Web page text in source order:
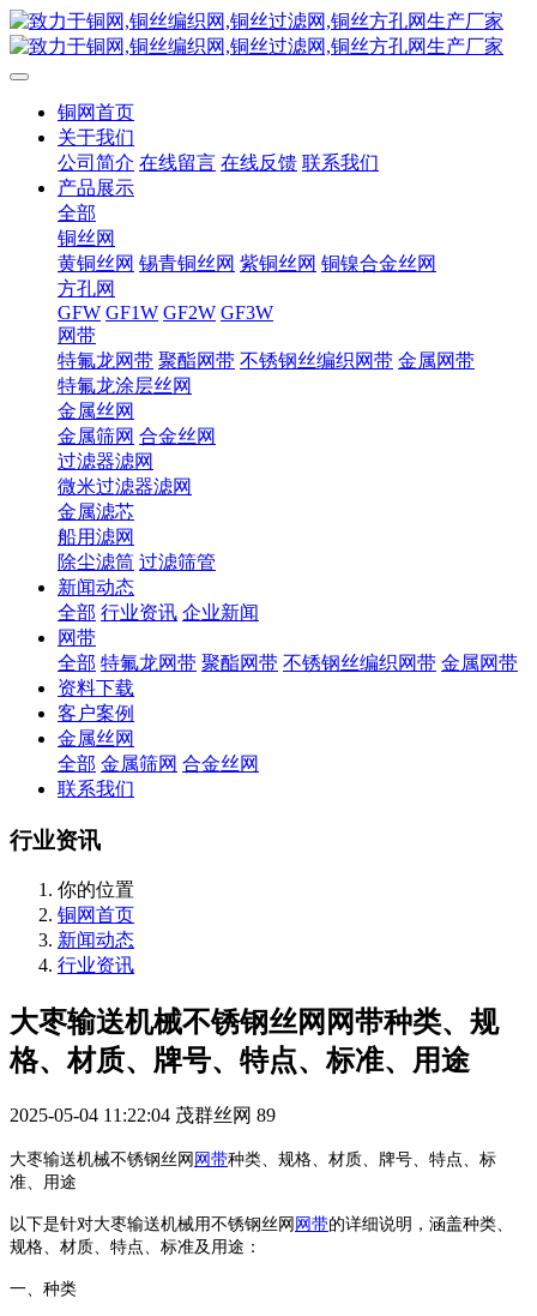
铜网首页
关于我们
公司简介 在线留言 在线反馈 联系我们
产品展示
全部
铜丝网
黄铜丝网 锡青铜丝网 紫铜丝网 铜镍合金丝网
方孔网
GFW GF1W GF2W GF3W
网带
特氟龙网带 聚酯网带 不锈钢丝编织网带 金属网带
特氟龙涂层丝网
金属丝网
金属筛网 合金丝网
过滤器滤网
微米过滤器滤网
金属滤芯
船用滤网
除尘滤筒 过滤筛管
新闻动态
全部 行业资讯 企业新闻
网带
全部 特氟龙网带 聚酯网带 不锈钢丝编织网带 金属网带
资料下载
客户案例
金属丝网
全部 金属筛网 合金丝网
联系我们
行业资讯
你的位置
铜网首页
新闻动态
行业资讯
大枣输送机械不锈钢丝网网带种类、规
格、材质、牌号、特点、标准、用途
2025-05-04 11:22:04 茂群丝网 89
大枣输送机械不锈钢丝网 网带种类、规格、材质、牌号、特点、标
准、用途
以下是针对大枣输送机械用不锈钢丝网 网带的详细说明，涵盖种类、
规格、材质、特点、标准及用途：
‌一、种类‌